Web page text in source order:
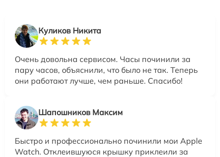
Куликов Никита
Очень довольна сервисом. Часы починили за
пару часов, объяснили, что было не так. Теперь
они работают лучше, чем раньше. Спасибо!
Шапошников Максим
Быстро и профессионально починили мои Apple
Watch. Отклеившуюся крышку приклеили за